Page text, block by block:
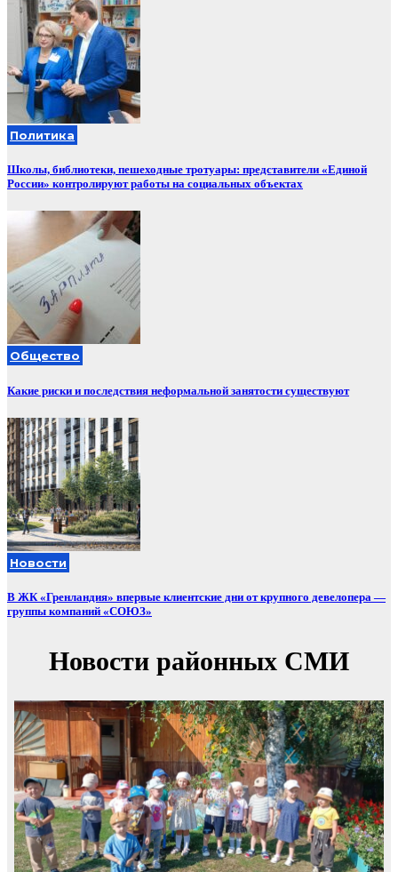
Политика
Школы, библиотеки, пешеходные тротуары: представители «Единой
России» контролируют работы на социальных объектах
Общество
Какие риски и последствия неформальной занятости существуют
Новости
В ЖК «Гренландия» впервые клиентские дни от крупного девелопера —
группы компаний «СОЮЗ»